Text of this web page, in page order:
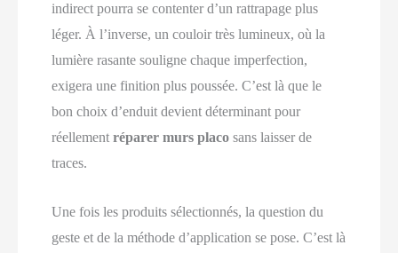
indirect pourra se contenter d’un rattrapage plus
léger. À l’inverse, un couloir très lumineux, où la
lumière rasante souligne chaque imperfection,
exigera une finition plus poussée. C’est là que le
bon choix d’enduit devient déterminant pour
réellementréparer murs placo sans laisser de
traces.
Une fois les produits sélectionnés, la question du
geste et de la méthode d’application se pose. C’est là